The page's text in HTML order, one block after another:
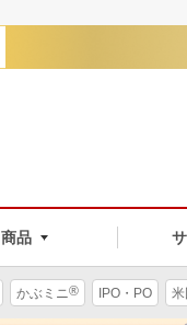
商品
かぶミニ® IPO・PO